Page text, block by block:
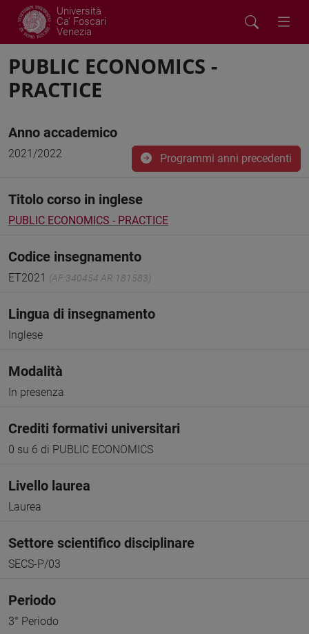
Università
Ca' Foscari
Venezia
PUBLIC ECONOMICS -
PRACTICE
Anno accademico
2021/2022 Programmi anni precedenti
Titolo corso in inglese
PUBLIC ECONOMICS - PRACTICE
Codice insegnamento
ET2021 (AF:340454 AR:181583)
Lingua di insegnamento
Inglese
Modalità
In presenza
Crediti formativi universitari
0 su 6 di PUBLIC ECONOMICS
Livello laurea
Laurea
Settore scientifico disciplinare
SECS-P/03
Periodo
3° Periodo